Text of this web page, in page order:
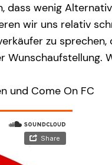
dass wenig
wir uns relativ
zu
und Come On FC